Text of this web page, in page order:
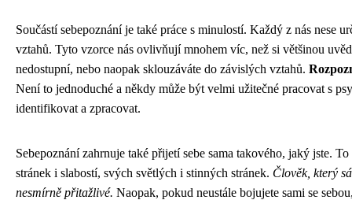
Součástí sebepoznání je také práce s minulostí. Každý z nás nese
vztahů. Tyto vzorce nás ovlivňují mnohem víc, než si většinou
nedostupní, nebo naopak sklouzáváte do závislých vztahů.
Není to jednoduché a někdy může být velmi užitečné pracovat s
identifikovat a zpracovat.
Sebepoznání zahrnuje také přijetí sebe sama takového, jaký jste.
stránek i slabostí, svých světlých i stinných stránek. Člověk, který
nesmírně přitažlivé. Naopak, pokud neustále bojujete sami se